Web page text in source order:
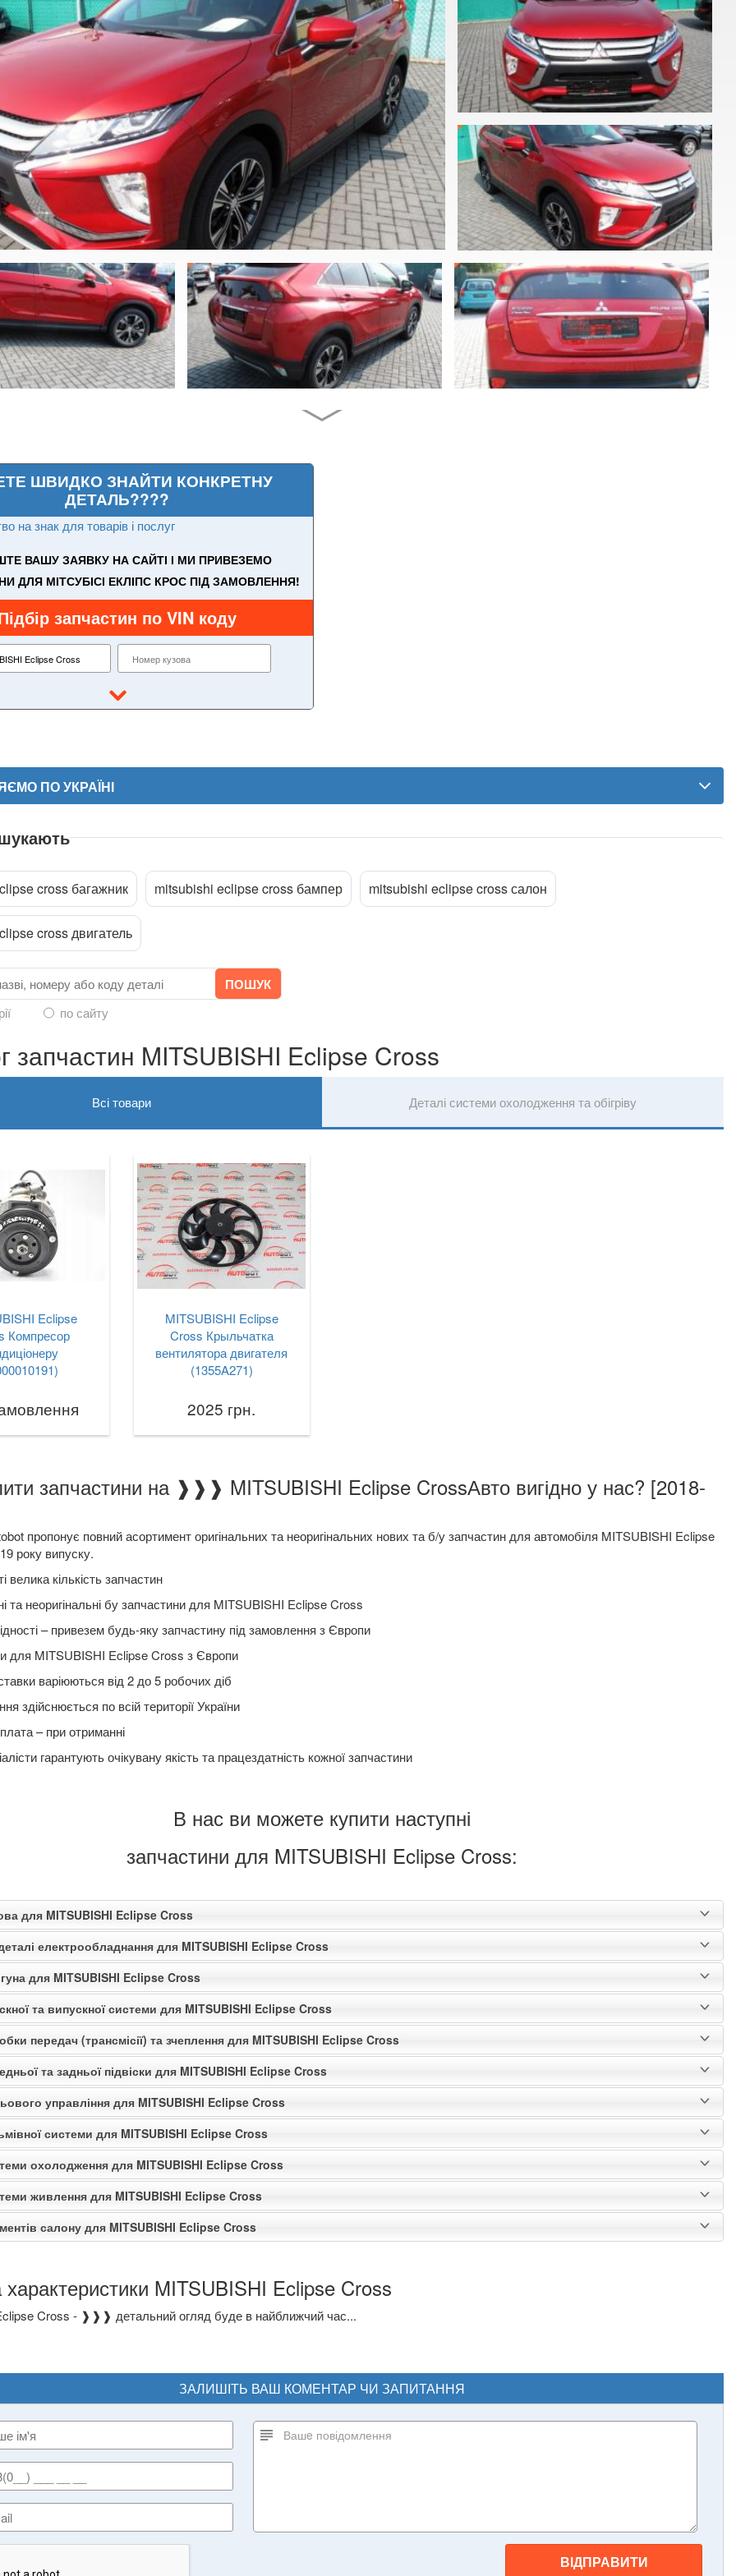
ШВИДКО ЗНАЙТИ КОНКРЕТНУ
ДЕТАЛЬ????
на знак для товарів і послуг
ВАШУ ЗАЯВКУ НА САЙТІ І МИ ПРИВЕЗЕМО
ДЛЯ МІТСУБІСІ ЕКЛІПС КРОС ПІД ЗАМОВЛЕННЯ!
запчастин по VIN коду
файл
ПО УКРАЇНІ
cross багажник mitsubishi eclipse cross бампер mitsubishi eclipse cross салон
cross двигатель
по сайту
запчастин MITSUBISHI Eclipse Cross
Всі товари Деталі системи охолодження та обігріву
Eclipse
Компресор
MITSUBISHI Eclipse
Cross Крыльчатка
вентилятора двигателя
(1355A271)
2025 грн.
MITSUBISHI Eclipse CrossАвто вигідно у нас? [2018-
пропонує повний асортимент оригінальних та неоригінальних нових та б/у запчастин для автомобіля MITSUBISHI Eclipse
року випуску.
велика кількість запчастин
та неоригінальні бу запчастини для MITSUBISHI Eclipse Cross
– привезем будь-яку запчастину під замовлення з Європи
для MITSUBISHI Eclipse Cross з Європи
варіюються від 2 до 5 робочих діб
здійснюється по всій території України
– при отриманні
гарантують очікувану якість та працездатність кожної запчастини
В нас ви можете купити наступні
запчастини для MITSUBISHI Eclipse Cross:
для MITSUBISHI Eclipse Cross
електрообладнання для MITSUBISHI Eclipse Cross
для MITSUBISHI Eclipse Cross
та випускної системи для MITSUBISHI Eclipse Cross
передач (трансмісії) та зчеплення для MITSUBISHI Eclipse Cross
та задньої підвіски для MITSUBISHI Eclipse Cross
управління для MITSUBISHI Eclipse Cross
системи для MITSUBISHI Eclipse Cross
охолодження для MITSUBISHI Eclipse Cross
живлення для MITSUBISHI Eclipse Cross
салону для MITSUBISHI Eclipse Cross
MITSUBISHI Eclipse Cross
Cross - ❱❱❱ детальний огляд буде в найближчий час...
ЗАЛИШІТЬ ВАШ КОМЕНТАР ЧИ ЗАПИТАННЯ
ВІДПРАВИТИ